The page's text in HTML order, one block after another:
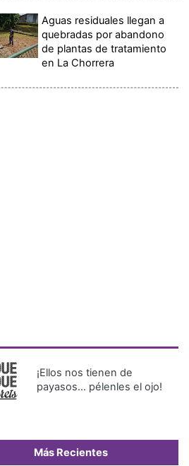
Aguas residuales llegan a
quebradas por abandono
de plantas de tratamiento
en La Chorrera
¡Ellos nos tienen de
payasos… pélenles el ojo!
Más Recientes